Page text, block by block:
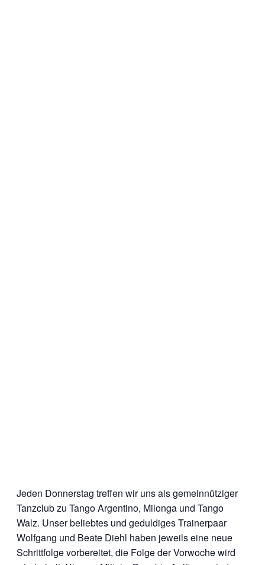
Jeden Donnerstag treffen wir uns als gemeinnütziger
Tanzclub zu Tango Argentino, Milonga und Tango
Walz. Unser beliebtes und geduldiges Trainerpaar
Wolfgang und Beate Diehl haben jeweils eine neue
Schrittfolge vorbereitet, die Folge der Vorwoche wird